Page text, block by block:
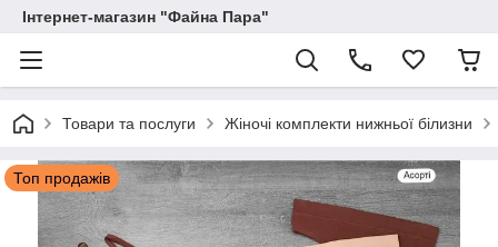
Інтернет-магазин "Файна Пара"
Товари та послуги Жіночі комплекти нижньої білизни
Топ продажів